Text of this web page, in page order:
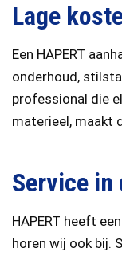
Lage
Een HAPERT
onderhoud,
professional die
materieel, maakt
Service
HAPERT heeft
horen wij ook bij.